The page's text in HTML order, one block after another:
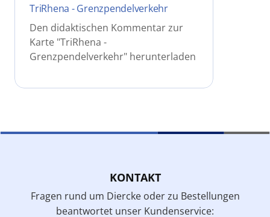
TriRhena - Grenzpendelverkehr
Den didaktischen Kommentar zur
Karte "TriRhena -
Grenzpendelverkehr" herunterladen
KONTAKT
Fragen rund um Diercke oder zu Bestellungen
beantwortet unser Kundenservice: